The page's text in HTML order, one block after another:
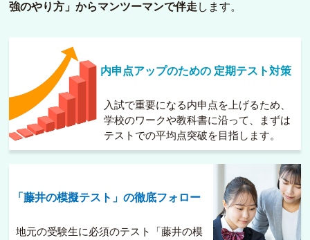
強のやり方」からマンツーマンで伴走 します。
内申点アップのための 定期テスト対策
入試で重要になる内申点を上げるため、
学校のワークや教科書に沿って、まずは
テストでの平均点突破を目指します。
「藤井の模擬テスト」の徹底フォロー
地元の受験生に必須のテスト「藤井の模